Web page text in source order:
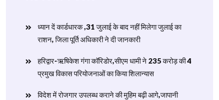
ध्यान दें कार्डधारक ,31 जुलाई के बाद नहीं मिलेगा जुलाई का
राशन, जिला पूर्ति अधिकारी ने दी जानकारी
हरिद्वार-ऋषिकेश गंगा कॉरिडोर,सीएम धामी ने 235 करोड़ की 4
प्रमुख विकास परियोजनाओं का किया शिलान्यास
विदेश में रोजगार उपलब्ध कराने की मुहिम बढ़ी आगे,जापानी